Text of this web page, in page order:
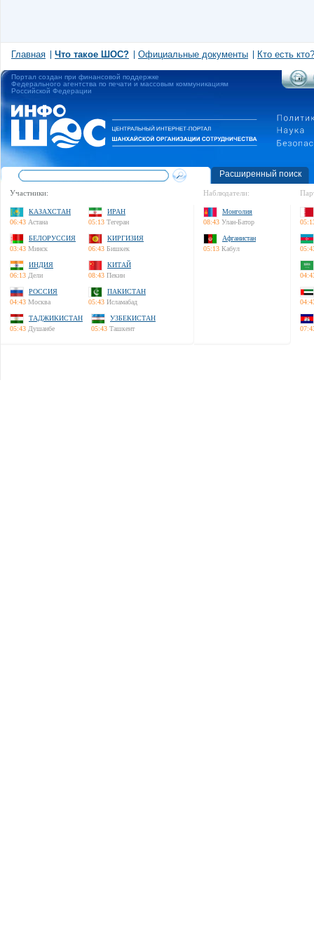
Главная Что такое ШОС? Официальные документы Кто есть кто?
Портал создан при финансовой поддержке
Федерального агентства по печати и массовым коммуникациям
Российской Федерации
Расширенный поиск
Участники:
КАЗАХСТАН
06:43 Астана
ИРАН
05:13 Тегеран
БЕЛОРУССИЯ
03:43 Минск
КИРГИЗИЯ
06:43 Бишкек
ИНДИЯ
06:13 Дели
КИТАЙ
08:43 Пекин
РОССИЯ
04:43 Москва
ПАКИСТАН
05:43 Исламабад
ТАДЖИКИСТАН
05:43 Душанбе
УЗБЕКИСТАН
05:43 Ташкент
Наблюдатели:
Монголия
08:43 Улан-Батор
Афганистан
05:13 Кабул